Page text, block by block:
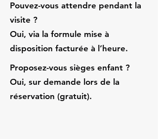
Pouvez-vous attendre pendant la
visite ?
Oui, via la formule mise à
disposition facturée à l’heure.
Proposez-vous sièges enfant ?
Oui, sur demande lors de la
réservation (gratuit).